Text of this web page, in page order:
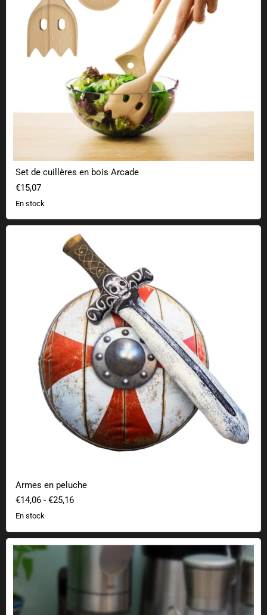
Set de cuillères en bois Arcade
€15,07
En stock
Armes en peluche
Armes en peluche
€14,06 - €25,16
En stock
Mjölnir Marteau à viande